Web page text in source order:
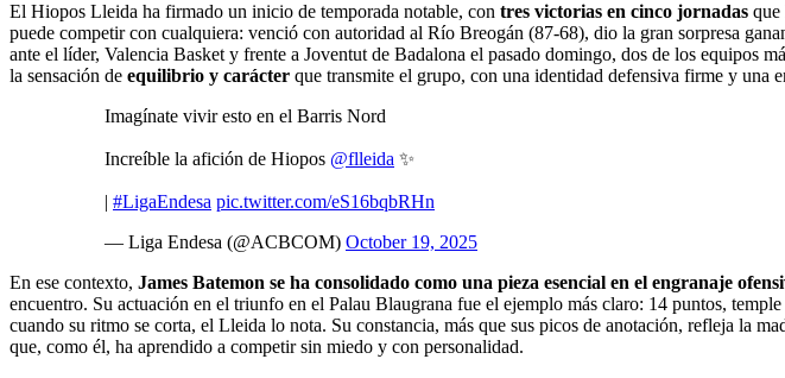
El Hiopos Lleida ha firmado un inicio de temporada notable, con tres victorias en cinco jornadas que
puede competir con cualquiera: venció con autoridad al Río Breogán (87-68), dio la gran sorpresa
ante el líder, Valencia Basket y frente a Joventut de Badalona el pasado domingo, dos de los equipos
la sensación de equilibrio y carácter que transmite el grupo, con una identidad defensiva firme y una
Imagínate vivir esto en el Barris Nord
Increíble la afición de Hiopos @flleida ✨
| #LigaEndesa pic.twitter.com/eS16bqbRHn
— Liga Endesa (@ACBCOM) October 19, 2025
En ese contexto, James Batemon se ha consolidado como una pieza esencial en el engranaje
encuentro. Su actuación en el triunfo en el Palau Blaugrana fue el ejemplo más claro: 14 puntos,
cuando su ritmo se corta, el Lleida lo nota. Su constancia, más que sus picos de anotación, refleja la
que, como él, ha aprendido a competir sin miedo y con personalidad.